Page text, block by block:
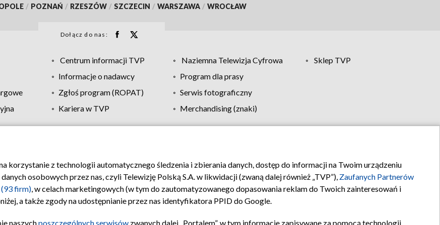
/ POZNAŃ / RZESZÓW / SZCZECIN / WARSZAWA / WROCŁAW
Dołącz do nas:
Centrum informacji TVP Naziemna Telewizja Cyfrowa
Sklep TVP
Informacje o nadawcy
Program dla prasy
Zgłoś program (ROPAT)
Serwis fotograficzny
Kariera w TVP
Merchandising (znaki)
prywatności Moje zgody Pomoc Biuro reklamy Kontakt
korzystanie z technologii automatycznego śledzenia i zbierania danych, dostęp do informacji na Twoim urządzeniu
osobowych przez nas, czyli Telewizję Polską S.A. w likwidacji (zwaną dalej również „TVP”), Zaufanych Partnerów
firm), w celach marketingowych (w tym do zautomatyzowanego dopasowania reklam do Twoich zainteresowań i
a także zgody na udostępnianie przez nas identyfikatora PPID do Google.
naszychposzczególnych serwisów zwanych dalej „Portalem”, w tym informacje zapisywane za pomocą technologii